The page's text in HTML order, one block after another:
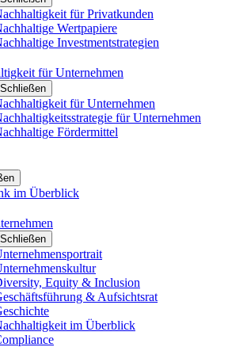
für Privatkunden
Wertpapiere
Investmentstrategien
für Unternehmen
Schließen
für Unternehmen
für Unternehmen
Fördermittel
im Überblick
Schließen
Equity & Inclusion
& Aufsichtsrat
im Überblick